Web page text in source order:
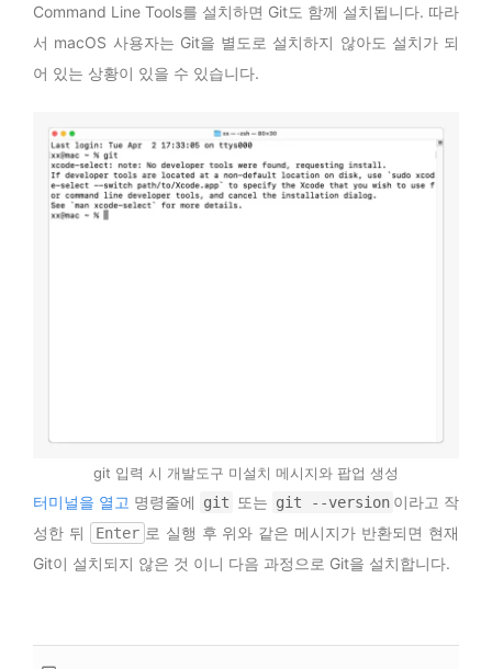
Command Line Tools를 설치하면 Git도 함께 설치됩니다. 따라
서 macOS 사용자는 Git을 별도로 설치하지 않아도 설치가 되
어 있는 상황이 있을 수 있습니다.
git 입력 시 개발도구 미설치 메시지와 팝업 생성
터미널을 열고 명령줄에 git 또는 git --version 이라고 작
성한 뒤
Enter 로 실행 후 위와 같은 메시지가 반환되면 현재
Git이 설치되지 않은 것 이니 다음 과정으로 Git을 설치합니다.